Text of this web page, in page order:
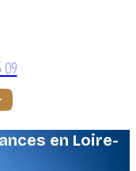
09
en Loire-